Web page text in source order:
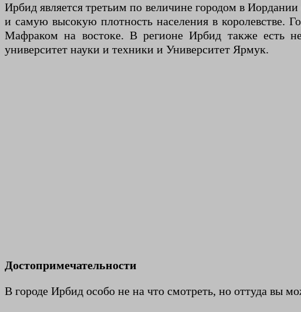
Ирбид является третьим по величине городом в
и самую высокую плотность населения в
Мафраком на востоке. В регионе Ирбид также есть
университет науки и техники и Университет Ярмук.
Достопримечательности
В городе Ирбид особо не на что смотреть, но оттуда вы